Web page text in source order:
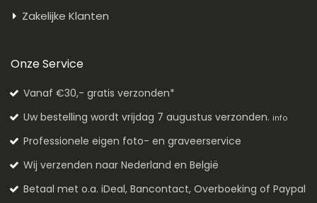
Zakelijke Klanten
Onze Service
Vanaf €30,- gratis verzonden*
Uw bestelling wordt vrijdag 7 augustus verzonden. info
Professionele eigen foto- en graveerservice
Wij verzenden naar Nederland en België
Betaal met o.a. iDeal, Bancontact, Overboeking of Paypal